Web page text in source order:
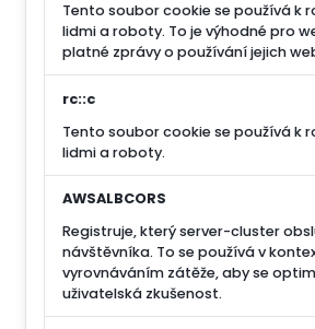
Tento soubor cookie se používá k
lidmi a roboty. To je výhodné pro
platné zprávy o používání jejich
rc::c
Tento soubor cookie se používá k
lidmi a roboty.
AWSALBCORS
Registruje, který server-cluster
návštěvníka. To se používá v
vyrovnáváním zátěže, aby se
uživatelská zkušenost.